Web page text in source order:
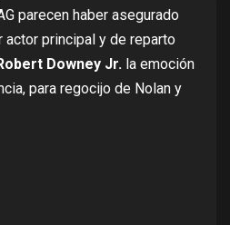
parecen haber asegurado
actor principal y de reparto
Downey Jr. la emoción
para regocijo de Nolan y